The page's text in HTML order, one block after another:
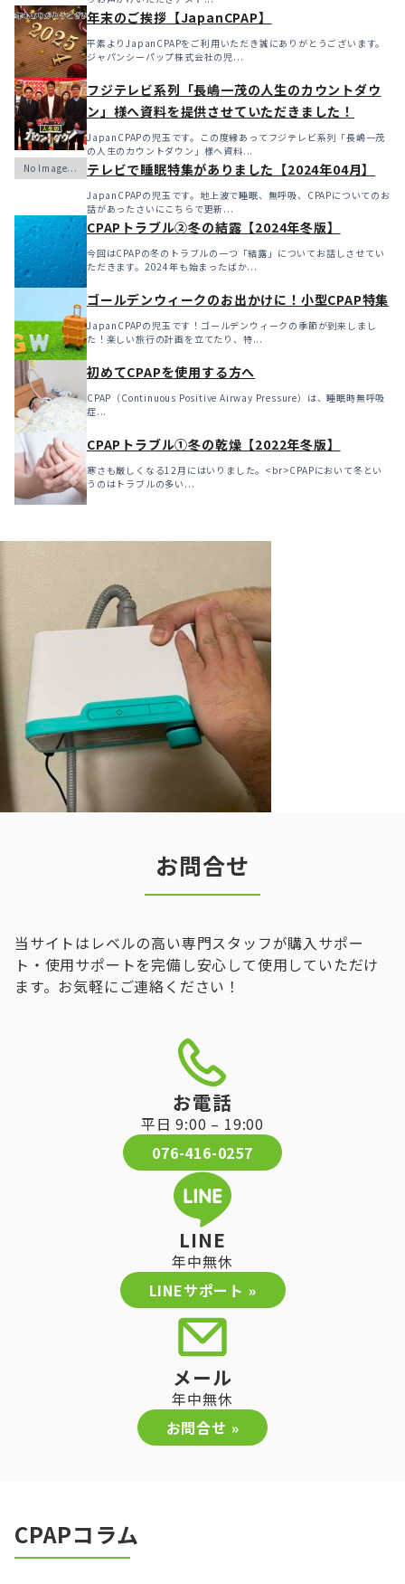
年末のご挨拶【JapanCPAP】
平素よりJapanCPAPをご利用いただき誠にありがとうございます。
ジャパンシーパップ株式会社の児...
フジテレビ系列「長嶋一茂の人生のカウントダウ
ン」様へ資料を提供させていただきました！
JapanCPAPの児玉です。この度縁あってフジテレビ系列「長嶋一茂
の人生のカウントダウン」様へ資料...
テレビで睡眠特集がありました【2024年04月】
JapanCPAPの児玉です。地上波で睡眠、無呼吸、CPAPについてのお
話があったさいにこちらで更新...
CPAPトラブル②冬の結露【2024年冬版】
今回はCPAPの冬のトラブルの一つ「結露」についてお話しさせてい
ただきます。2024年も始まったばか...
ゴールデンウィークのお出かけに！小型CPAP特集
JapanCPAPの児玉です！ゴールデンウィークの季節が到来しまし
た！楽しい旅行の計画を立てたり、特...
初めてCPAPを使用する方へ
CPAP（Continuous Positive Airway Pressure）は、睡眠時無呼吸
症...
CPAPトラブル①冬の乾燥【2022年冬版】
寒さも厳しくなる12月にはいりました。<br>CPAPにおいて冬とい
うのはトラブルの多い...
お問合せ
当サイトはレベルの高い専門スタッフが購入サポー
ト・使用サポートを完備し安心して使用していただけ
ます。お気軽にご連絡ください！
お電話
平日 9:00 – 19:00
076-416-0257
LINE
年中無休
LINEサポート »
メール
年中無休
お問合せ »
CPAPコラム